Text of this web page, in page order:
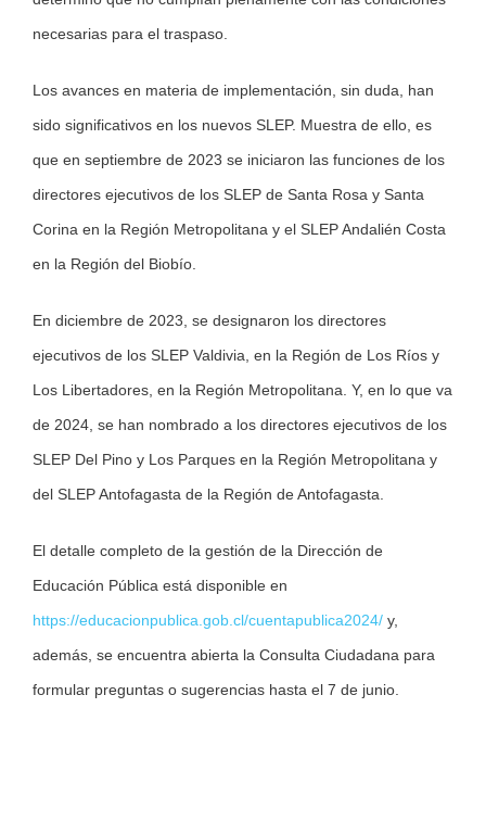
necesarias para el traspaso.
Los avances en materia de implementación, sin duda, han
sido significativos en los nuevos SLEP. Muestra de ello, es
que en septiembre de 2023 se iniciaron las funciones de los
directores ejecutivos de los SLEP de Santa Rosa y Santa
Corina en la Región Metropolitana y el SLEP Andalién Costa
en la Región del Biobío.
En diciembre de 2023, se designaron los directores
ejecutivos de los SLEP Valdivia, en la Región de Los Ríos y
Los Libertadores, en la Región Metropolitana. Y, en lo que va
de 2024, se han nombrado a los directores ejecutivos de los
SLEP Del Pino y Los Parques en la Región Metropolitana y
del SLEP Antofagasta de la Región de Antofagasta.
El detalle completo de la gestión de la Dirección de
Educación Pública está disponible en
https://educacionpublica.gob.cl/cuentapublica2024/ y,
además, se encuentra abierta la Consulta Ciudadana para
formular preguntas o sugerencias hasta el 7 de junio.